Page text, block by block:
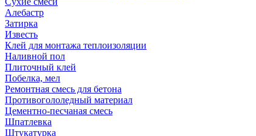
Алебастр
Затирка
Известь
Клей для монтажа теплоизоляции
Наливной пол
Плиточный клей
Побелка, мел
Ремонтная смесь для бетона
Противогололедный материал
Цементно-песчаная смесь
Шпатлевка
Штукатурка